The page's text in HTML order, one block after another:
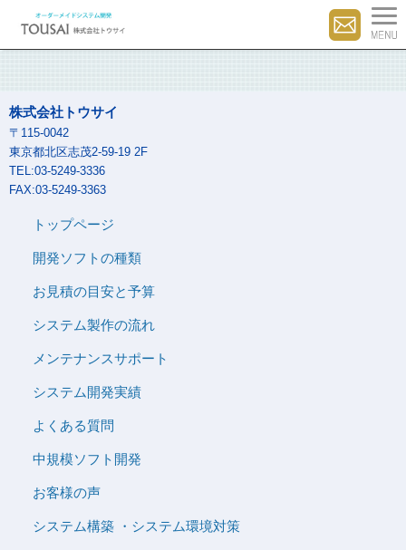
株式会社トウサイ
〒115-0042
東京都北区志茂2-59-19 2F
TEL:03-5249-3336
FAX:03-5249-3363
トップページ
開発ソフトの種類
お見積の目安と予算
システム製作の流れ
メンテナンスサポート
システム開発実績
よくある質問
中規模ソフト開発
お客様の声
システム構築 ・システム環境対策